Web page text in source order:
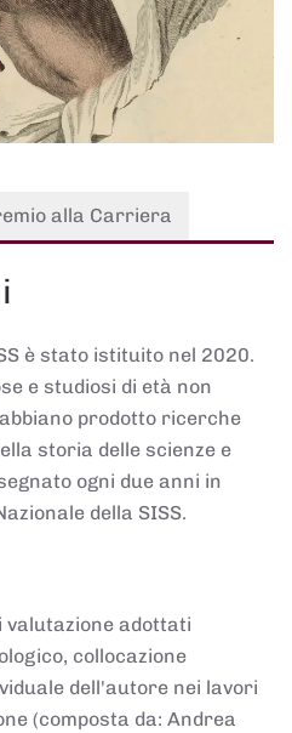
alla Carriera
è stato istituito nel 2020.
e studiosi di età non
prodotto ricerche
storia delle scienze e
ogni due anni in
della SISS.
valutazione adottati
collocazione
dell'autore nei lavori
(composta da: Andrea